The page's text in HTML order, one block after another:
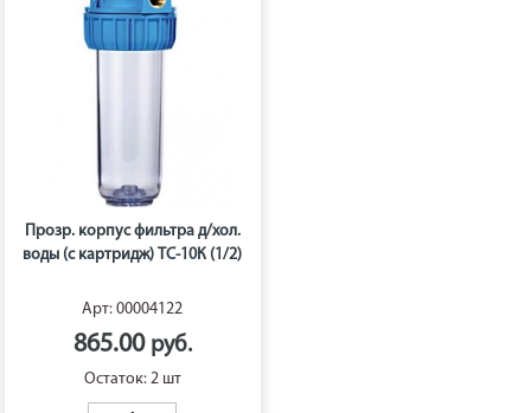
Прозр. корпус фильтра д/хол.
воды (с картридж) ТС-10К (1/2)
Арт: 00004122
865.00
Остаток: 2 шт